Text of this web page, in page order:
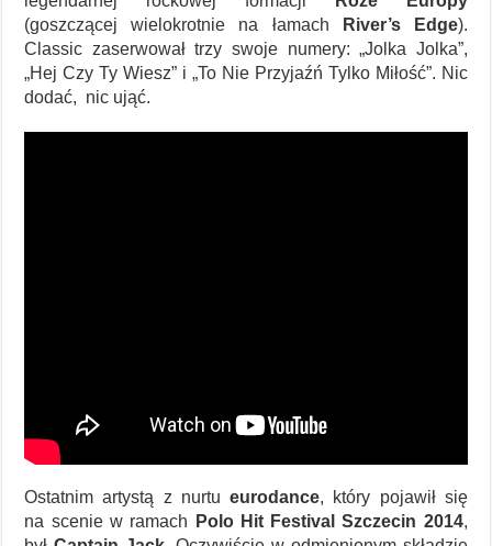
(goszczącej wielokrotnie na łamach
River’s Edge).
Classic zaserwował trzy swoje numery: „Jolka Jolka”,
„Hej Czy Ty Wiesz” i „To Nie Przyjaźń Tylko Miłość”. Nic
dodać, nic ująć.
Ostatnim artystą z nurtueurodance, który pojawił się
na scenie w ramach
Polo Hit Festival Szczecin 2014,